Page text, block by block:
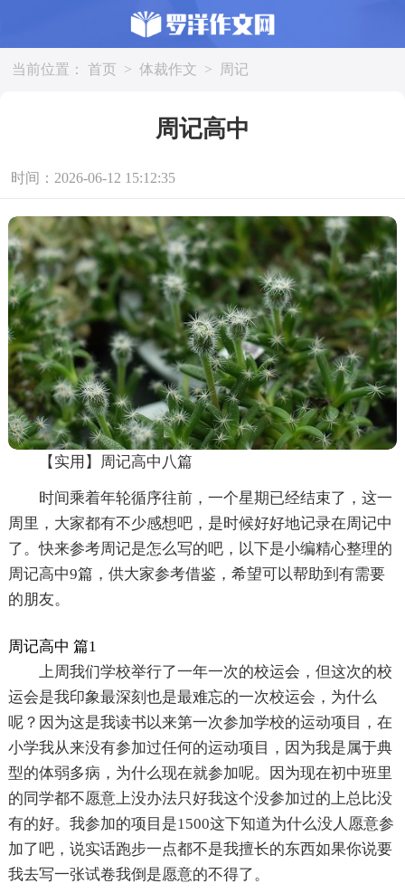
当前位置： 首页 > 体裁作文 > 周记
周记高中
时间：2026-06-12 15:12:35
【实用】周记高中八篇
时间乘着年轮循序往前，一个星期已经结束了，这一
周里，大家都有不少感想吧，是时候好好地记录在周记中
了。快来参考周记是怎么写的吧，以下是小编精心整理的
周记高中9篇，供大家参考借鉴，希望可以帮助到有需要
的朋友。
周记高中 篇1
上周我们学校举行了一年一次的校运会，但这次的校
运会是我印象最深刻也是最难忘的一次校运会，为什么
呢？因为这是我读书以来第一次参加学校的运动项目，在
小学我从来没有参加过任何的运动项目，因为我是属于典
型的体弱多病，为什么现在就参加呢。因为现在初中班里
的同学都不愿意上没办法只好我这个没参加过的上总比没
有的好。我参加的项目是1500这下知道为什么没人愿意参
加了吧，说实话跑步一点都不是我擅长的东西如果你说要
我去写一张试卷我倒是愿意的不得了。